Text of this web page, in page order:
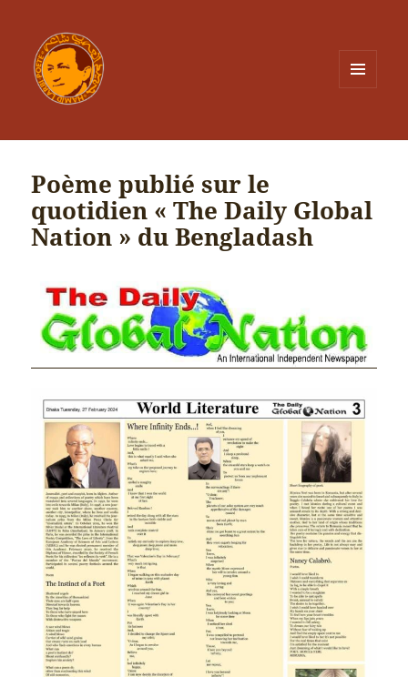
Poème publié sur le
quotidien « The Daily Global
Nation » du Bengladash